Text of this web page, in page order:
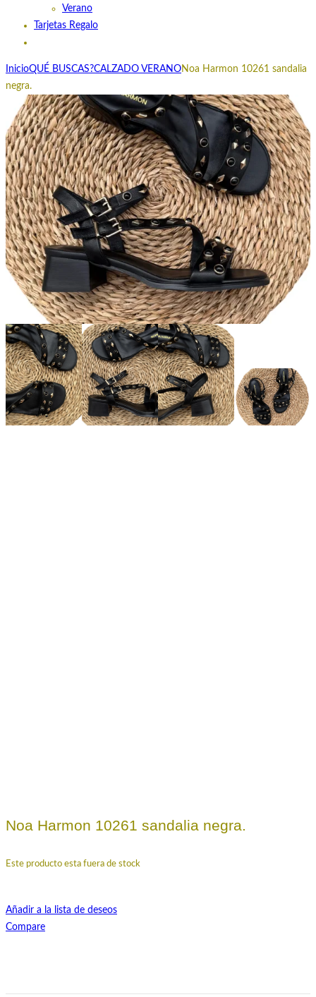
Verano
Tarjetas Regalo
InicioQUÉ BUSCAS?CALZADO VERANONoa Harmon 10261 sandalia
negra.
Noa Harmon 10261 sandalia negra.
Este producto esta fuera de stock
Añadir a la lista de deseos
Compare